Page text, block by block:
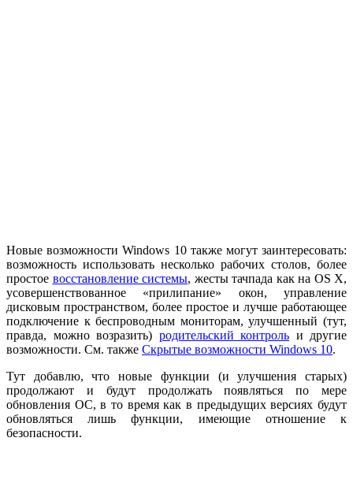
Новые возможности Windows 10 также могут заинтересовать:
возможность использовать несколько рабочих столов, более
простое восстановление системы, жесты тачпада как на OS X,
усовершенствованное «прилипание» окон, управление
дисковым пространством, более простое и лучше работающее
подключение к беспроводным мониторам, улучшенный (тут,
правда, можно возразить) родительский контроль и другие
возможности. См. также Скрытые возможности Windows 10.
Тут добавлю, что новые функции (и улучшения старых)
продолжают и будут продолжать появляться по мере
обновления ОС, в то время как в предыдущих версиях будут
обновляться лишь функции, имеющие отношение к
безопасности.